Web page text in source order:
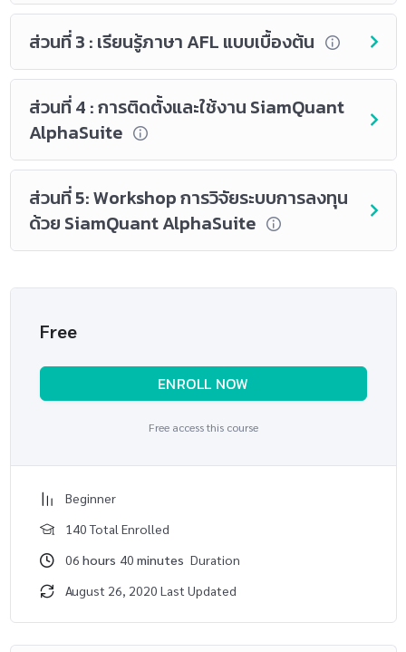
ส่วนที่ 3 : เรียนรู้ภาษา AFL แบบเบื้องต้น
ส่วนที่ 4 : การติดตั้งและใช้งาน SiamQuant
AlphaSuite
ส่วนที่ 5: Workshop การวิจัยระบบการลงทุน
ด้วย SiamQuant AlphaSuite
Free
ENROLL NOW
Free access this course
Beginner
140 Total Enrolled
06 hours 40 minutes Duration
August 26, 2020 Last Updated